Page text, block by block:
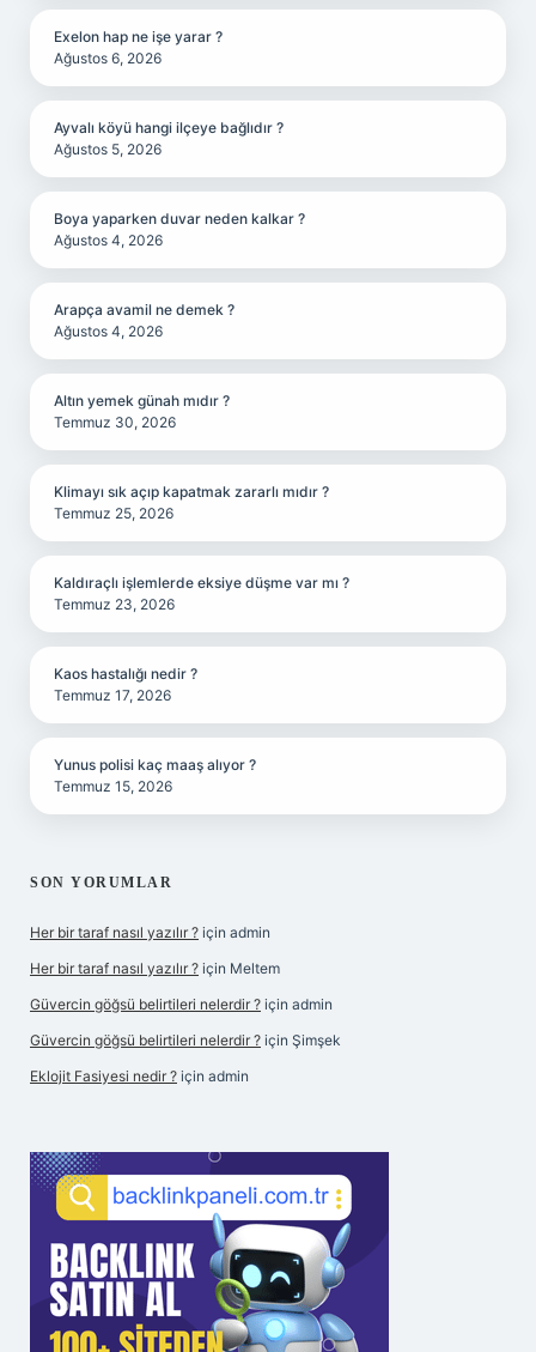
Exelon hap ne işe yarar ?
Ağustos 6, 2026
Ayvalı köyü hangi ilçeye bağlıdır ?
Ağustos 5, 2026
Boya yaparken duvar neden kalkar ?
Ağustos 4, 2026
Arapça avamil ne demek ?
Ağustos 4, 2026
Altın yemek günah mıdır ?
Temmuz 30, 2026
Klimayı sık açıp kapatmak zararlı mıdır ?
Temmuz 25, 2026
Kaldıraçlı işlemlerde eksiye düşme var mı ?
Temmuz 23, 2026
Kaos hastalığı nedir ?
Temmuz 17, 2026
Yunus polisi kaç maaş alıyor ?
Temmuz 15, 2026
SON YORUMLAR
Her bir taraf nasıl yazılır ? için admin
Her bir taraf nasıl yazılır ? için Meltem
Güvercin göğsü belirtileri nelerdir ? için admin
Güvercin göğsü belirtileri nelerdir ? için Şimşek
Eklojit Fasiyesi nedir ? için admin